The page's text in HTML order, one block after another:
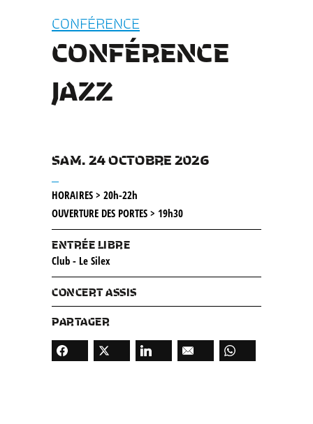
CONFÉRENCE
CONFÉRENCE
JAZZ
SAM. 24 OCTOBRE 2026
HORAIRES > 20h-22h
OUVERTURE DES PORTES > 19h30
ENTRÉE LIBRE
Club - Le Silex
CONCERT ASSIS
PARTAGER